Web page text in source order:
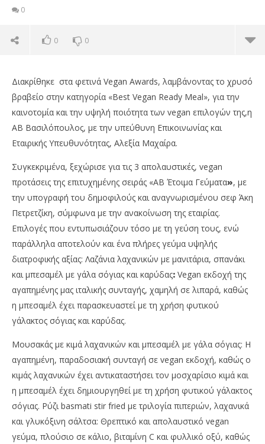
0
0 0
NOW VIEWING
ΑΒ Βασιλόπουλος: Ξεχώρισαν με χρυσή διάκριση
για τα vegan έτοιμα γεύματα
26/01/2023
pressroom
Διακρίθηκε στα φετινά Vegan Awards, λαμβάνοντας το χρυσό
βραβείο στην κατηγορία «Best Vegan Ready Meal», για την
καινοτομία και την υψηλή ποιότητα των vegan επιλογών της,η
ΑΒ Βασιλόπουλος, με την υπεύθυνη Επικοινωνίας και
Εταιρικής Υπευθυνότητας, Αλεξία Μαχαίρα.
Συγκεκριμένα, ξεχώρισε για τις 3 απολαυστικές, vegan
προτάσεις της επιτυχημένης σειράς «AB Έτοιμα Γεύματα», με
την υπογραφή του δημοφιλούς και αναγνωρισμένου σεφ Άκη
Πετρετζίκη, σύμφωνα με την ανακοίνωση της εταιρίας.
Επιλογές που εντυπωσιάζουν τόσο με τη γεύση τους, ενώ
παράλληλα αποτελούν και ένα πλήρες γεύμα υψηλής
διατροφικής αξίας: Λαζάνια λαχανικών με μανιτάρια, σπανάκι
και μπεσαμέλ με γάλα σόγιας και καρύδας: Vegan εκδοχή της
αγαπημένης μας ιταλικής συνταγής, χαμηλή σε λιπαρά, καθώς
η μπεσαμέλ έχει παρασκευαστεί με τη χρήση φυτικού
γάλακτος σόγιας και καρύδας.
Μουσακάς με κιμά λαχανικών και μπεσαμέλ με γάλα σόγιας: Η
αγαπημένη, παραδοσιακή συνταγή σε vegan εκδοχή, καθώς ο
κιμάς λαχανικών έχει αντικαταστήσει τον μοσχαρίσιο κιμά και
η μπεσαμέλ έχει δημιουργηθεί με τη χρήση φυτικού γάλακτος
σόγιας. Ρύζι basmati stir fried με τριλογία πιπεριών, λαχανικά
και γλυκόξινη σάλτσα: Θρεπτικό και απολαυστικό vegan
γεύμα, πλούσιο σε κάλιο, βιταμίνη C και φυλλικό οξύ, καθώς